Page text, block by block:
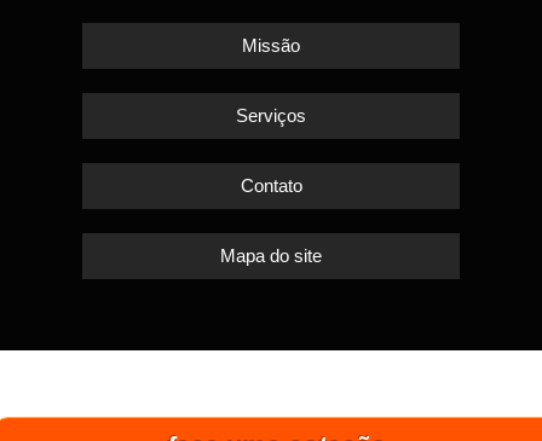
Missão
Serviços
Contato
Mapa do site